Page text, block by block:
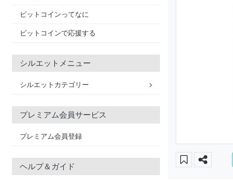
ビットコインってなに
ビットコインで応援する
シルエットメニュー
シルエットカテゴリー
プレミアム会員サービス
プレミアム会員登録
ヘルプ＆ガイド